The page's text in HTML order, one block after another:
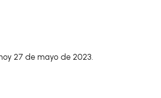
27 de mayo de 2023.